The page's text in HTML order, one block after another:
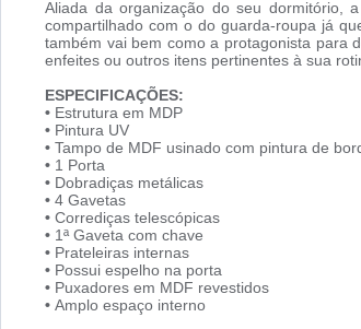
Aliada da organização do seu dormitório,
compartilhado com o do guarda-roupa já
também vai bem como a protagonista para
enfeites ou outros itens pertinentes à sua
ESPECIFICAÇÕES:
• Estrutura em MDP
• Pintura UV
• Tampo de MDF usinado com pintura de
• 1 Porta
• Dobradiças metálicas
• 4 Gavetas
• Corrediças telescópicas
• 1ª Gaveta com chave
• Prateleiras internas
• Possui espelho na porta
• Puxadores em MDF revestidos
• Amplo espaço interno